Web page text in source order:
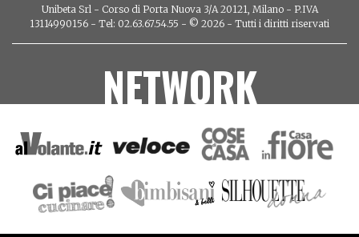
Unibeta Srl - Corso di Porta Nuova 3/A 20121, Milano - P.IVA
13114990156 - Tel: 02.63.67.54.55 - © 2026 - Tutti i diritti riservati
NETWORK